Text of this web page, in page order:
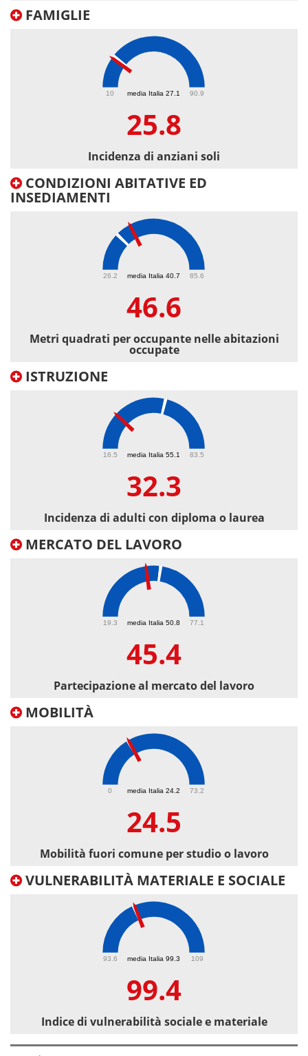
FAMIGLIE
media Italia 27.1
10 90.9
25.8
Incidenza di anziani soli
CONDIZIONI ABITATIVE ED
INSEDIAMENTI
media Italia 40.7
26.2 85.6
46.6
Metri quadrati per occupante nelle abitazioni
occupate
ISTRUZIONE
media Italia 55.1
16.5 83.5
32.3
Incidenza di adulti con diploma o laurea
MERCATO DEL LAVORO
media Italia 50.8
19.3 77.1
45.4
Partecipazione al mercato del lavoro
MOBILITÀ
media Italia 24.2
0 73.2
24.5
Mobilità fuori comune per studio o lavoro
VULNERABILITÀ MATERIALE E SOCIALE
media Italia 99.3
93.6 109
99.4
Indice di vulnerabilità sociale e materiale